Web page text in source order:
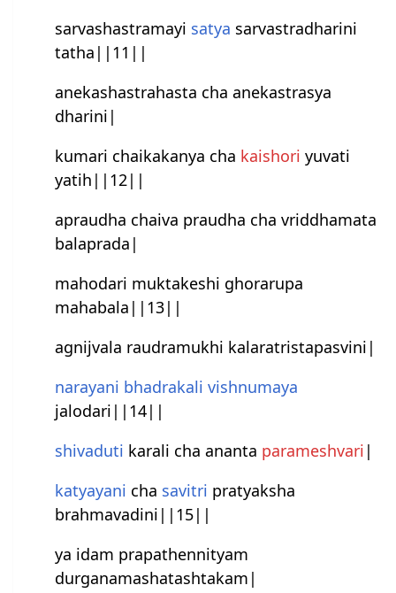
sarvashastramayi satya sarvastradharini
tatha||11||
anekashastrahasta cha anekastrasya
dharini|
kumari chaikakanya cha kaishori yuvati
yatih||12||
apraudha chaiva praudha cha vriddhamata
balaprada|
mahodari muktakeshi ghorarupa
mahabala||13||
agnijvala raudramukhi kalaratristapasvini|
narayani bhadrakali vishnumaya
jalodari||14||
shivaduti karali cha ananta paramesh‍vari |
katyayani cha savitri pratyaksha
brahmavadini||15||
ya idam prapathennityam
durganamashatashtakam|